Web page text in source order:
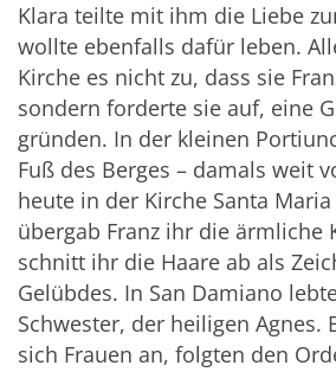
Klara teilte mit ihm die Liebe
wollte ebenfalls dafür leben.
Kirche es nicht zu, dass sie
sondern forderte sie auf, eine
gründen. In der kleinen
Fuß des Berges – damals weit
heute in der Kirche Santa
übergab Franz ihr die ärmliche
schnitt ihr die Haare ab als
Gelübdes. In San Damiano
Schwester, der heiligen Agnes.
sich Frauen an, folgten den